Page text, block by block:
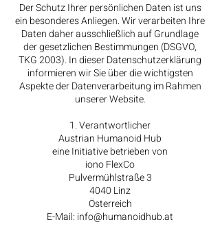
Der Schutz Ihrer persönlichen Daten ist uns
ein besonderes Anliegen. Wir verarbeiten Ihre
Daten daher ausschließlich auf Grundlage
der gesetzlichen Bestimmungen (DSGVO,
TKG 2003). In dieser Datenschutzerklärung
informieren wir Sie über die wichtigsten
Aspekte der Datenverarbeitung im Rahmen
unserer Website.
1. Verantwortlicher
Austrian Humanoid Hub
eine Initiative betrieben von
iono FlexCo
Pulvermühlstraße 3
4040 Linz
Österreich
E-Mail: info@humanoidhub.at